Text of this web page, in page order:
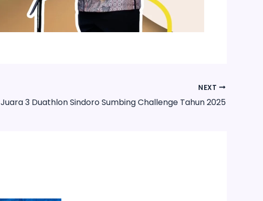
NEXT
Juara 3 Duathlon Sindoro Sumbing Challenge Tahun 2025